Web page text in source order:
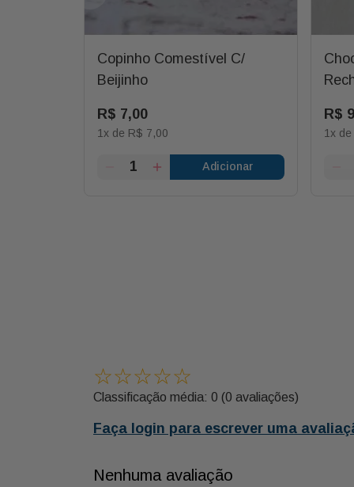
Copinho Comestível C/
Beijinho
R$ 7,00
1x de R$ 7,00
Adicionar
R$ 9
1x de
☆☆☆☆☆
Classificação média: 0 (0 avaliações)
Faça login para escrever uma
Nenhuma avaliação